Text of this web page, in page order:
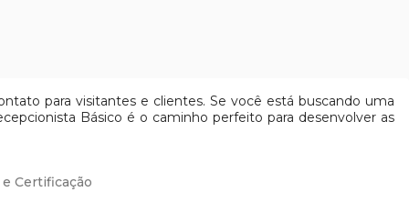
para visitantes e clientes. Se você está buscando uma
Básico é o caminho perfeito para desenvolver as
Certificação